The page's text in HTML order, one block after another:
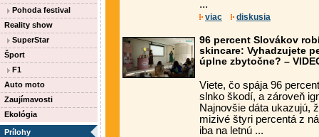
Pohoda festival
Reality show
SuperStar
Šport
F1
Auto moto
Zaujímavosti
Ekológia
Prílohy
...
viac diskusia
96 percent Slovákov
skincare: Vyhadzujete
úplne zbytočne? –
Viete, čo spája 96
slnko škodí, a zároveň
Najnovšie dáta ukazujú,
mizivé štyri percentá z
iba na letnú ...